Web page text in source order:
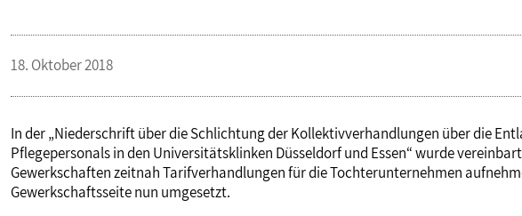
Bildung
PUBLIKATIONEN
TERMINE & VERANSTALTUNGEN
MITGLIEDSCHAFT & SERVICE
Verlag
18. Oktober 2018
In der „Niederschrift über die Schlichtung der Kollektivverhandlungen über die
Pflegepersonals in den Universitätsklinken Düsseldorf und Essen“ wurde
Gewerkschaften zeitnah Tarifverhandlungen für die Tochterunternehmen
Gewerkschaftsseite nun umgesetzt.